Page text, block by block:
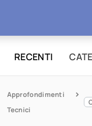
Prova
RECENTI
Approfondimenti
Tecnici